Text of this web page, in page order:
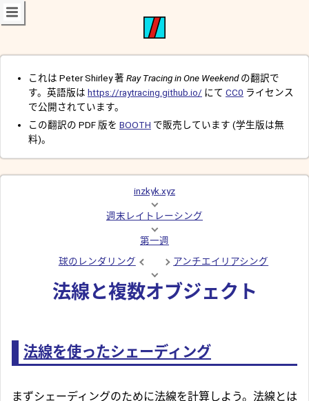
これは Peter Shirley 著 Ray Tracing in One Weekendの翻訳で
す。英語版は https://raytracing.github.io/ にて CC0 ライセンス
で公開されています。
この翻訳の PDF 版を BOOTH で販売しています (学生版は無
料)。
inzkyk.xyz
週末レイトレーシング
第一週
球のレンダリング
アンチエイリアシング
法線と複数オブジェクト
法線を使ったシェーディング
まずシェーディングのために法線を計算しよう。法線とは